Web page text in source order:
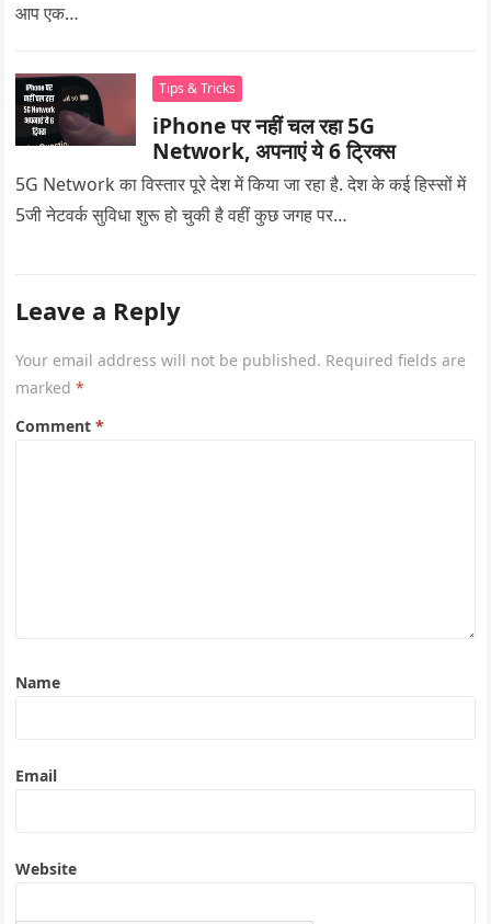
आप एक…
Tips & Tricks
iPhone पर नहीं चल रहा 5G
Network, अपनाएं ये 6 ट्रिक्स
5G Network का विस्तार पूरे देश में किया जा रहा है. देश के कई हिस्सों में
5जी नेटवर्क सुविधा शुरू हो चुकी है वहीं कुछ जगह पर…
Leave a Reply
Your email address will not be published. Required fields are
marked*
Comment*
Name
Email
Website